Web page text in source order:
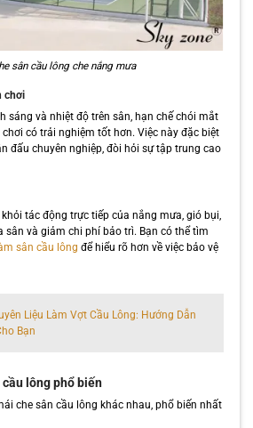
sân cầu lông che nắng mưa
chơi
sáng và nhiệt độ trên sân, hạn chế chói mắt
có trải nghiệm tốt hơn. Việc này đặc biệt
đấu chuyên nghiệp, đòi hỏi sự tập trung cao
tác động trực tiếp của nắng mưa, gió bụi,
sân và giảm chi phí bảo trì. Bạn có thể tìm
sân cầu lông để hiểu rõ hơn về việc bảo vệ
Liệu Làm Vợt Cầu Lông: Hướng Dẫn
Bạn
lông phổ biến
che sân cầu lông khác nhau, phổ biến nhất